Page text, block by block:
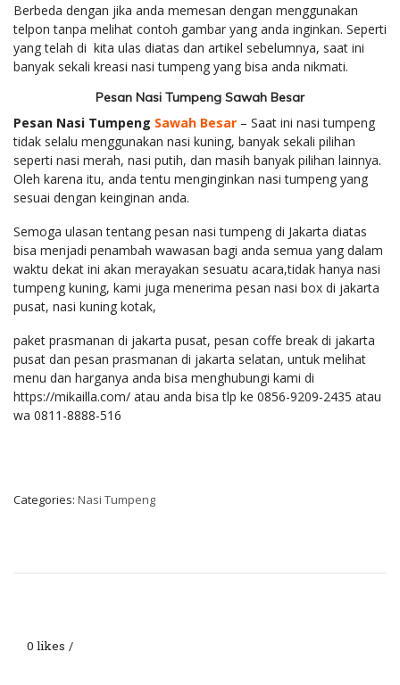
Berbeda dengan jika anda memesan dengan menggunakan
telpon tanpa melihat contoh gambar yang anda inginkan. Seperti
yang telah di kita ulas diatas dan artikel sebelumnya, saat ini
banyak sekali kreasi nasi tumpeng yang bisa anda nikmati.
Pesan Nasi Tumpeng Sawah Besar
Pesan Nasi Tumpeng Sawah Besar – Saat ini nasi tumpeng
tidak selalu menggunakan nasi kuning, banyak sekali pilihan
seperti nasi merah, nasi putih, dan masih banyak pilihan lainnya.
Oleh karena itu, anda tentu menginginkan nasi tumpeng yang
sesuai dengan keinginan anda.
Semoga ulasan tentang pesan nasi tumpeng di Jakarta diatas
bisa menjadi penambah wawasan bagi anda semua yang dalam
waktu dekat ini akan merayakan sesuatu acara,tidak hanya nasi
tumpeng kuning, kami juga menerima pesan nasi box di jakarta
pusat, nasi kuning kotak,
paket prasmanan di jakarta pusat, pesan coffe break di jakarta
pusat dan pesan prasmanan di jakarta selatan, untuk melihat
menu dan harganya anda bisa menghubungi kami di
https://mikailla.com/ atau anda bisa tlp ke 0856-9209-2435 atau
wa 0811-8888-516
Categories: Nasi Tumpeng
0 likes